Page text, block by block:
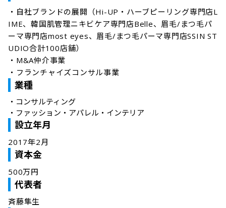
・自社ブランドの展開（Hi-UP・ハーブピーリング専門店L
IME、韓国肌管理ニキビケア専門店Belle、眉毛/まつ毛パ
ーマ専門店most eyes、眉毛/まつ毛パーマ専門店SSIN ST
UDIO合計100店舗）
・M&A仲介事業
・フランチャイズコンサル事業
業種
・ コンサルティング
・ ファッション・アパレル・インテリア
設立年月
2017年2月
資本金
500万円
代表者
斉藤隼生